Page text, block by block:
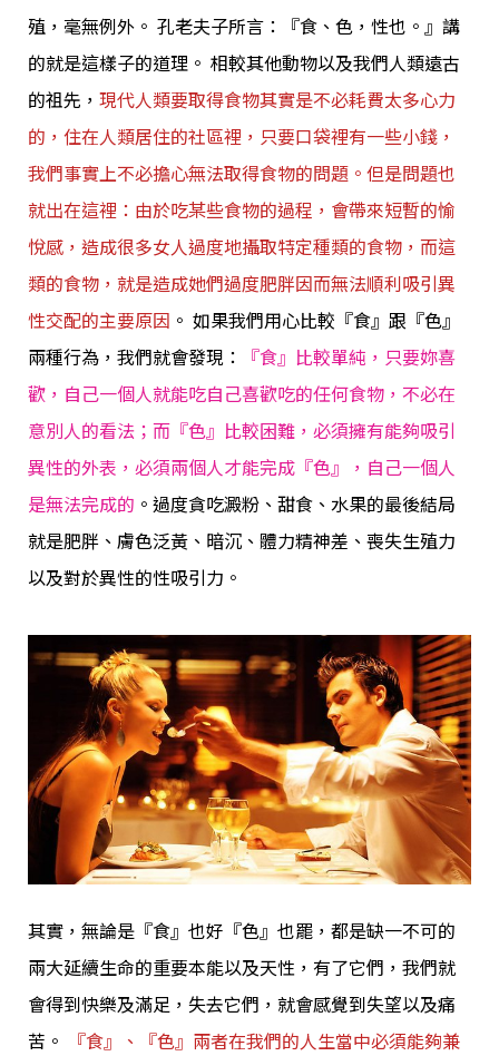
殖，毫無例外。 孔老夫子所言：『食、色，性也。』講
的就是這樣子的道理。 相較其他動物以及我們人類遠古
的祖先， 現代人類要取得食物其實是不必耗費太多心力
的，住在人類居住的社區裡，只要口袋裡有一些小錢，
我們事實上不必擔心無法取得食物的問題。但是問題也
就出在這裡：由於吃某些食物的過程，會帶來短暫的愉
悅感，造成很多女人過度地攝取特定種類的食物，而這
類的食物，就是造成她們過度肥胖因而無法順利吸引異
性交配的主要原因 。 如果我們用心比較『食』跟『色』
兩種行為，我們就會發現：
『食』比較單純，只要妳喜
歡，自己一個人就能吃自己喜歡吃的任何食物，不必在
意別人的看法；而『色』比較困難，必須擁有能夠吸引
異性的外表，必須兩個人才能完成『色』，自己一個人
是無法完成的 。過度貪吃澱粉、甜食、水果的最後結局
就是肥胖、膚色泛黃、暗沉、體力精神差、 喪失生殖力
以及對於異性的性吸引力。
其實，無論是『食』也好『色』也罷，都是缺一不可的
兩大延續生命的重要本能以及天性，有了它們，我們就
會得到快樂及滿足，失去它們，就會感覺到失望以及痛
苦。
『食』、『色』兩者在我們的人生當中必須能夠兼